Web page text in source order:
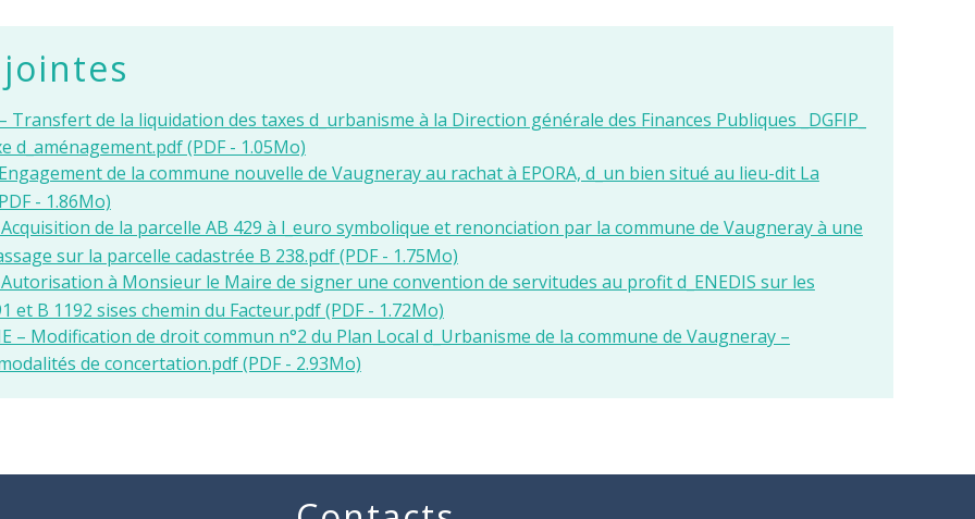
jointes
Transfert de la liquidation des taxes d_urbanisme à la Direction générale des Finances Publiques _DGFIP_
d_aménagement.pdf (PDF - 1.05Mo)
Engagement de la commune nouvelle de Vaugneray au rachat à EPORA, d_un bien situé au lieu-dit La
- 1.86Mo)
Acquisition de la parcelle AB 429 à l_euro symbolique et renonciation par la commune de Vaugneray à une
sur la parcelle cadastrée B 238.pdf (PDF - 1.75Mo)
Autorisation à Monsieur le Maire de signer une convention de servitudes au profit d_ENEDIS sur les
et B 1192 sises chemin du Facteur.pdf (PDF - 1.72Mo)
– Modification de droit commun n°2 du Plan Local d_Urbanisme de la commune de Vaugneray –
de concertation.pdf (PDF - 2.93Mo)